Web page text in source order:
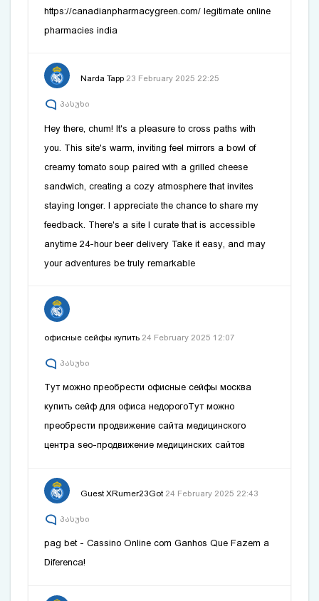
https://canadianpharmacygreen.com/legitimate online
pharmacies india
Narda Tapp 23 February 2025 22:25
პასუხი
Hey there, chum! It's a pleasure to cross paths with
you. This site's warm, inviting feel mirrors a bowl of
creamy tomato soup paired with a grilled cheese
sandwich, creating a cozy atmosphere that invites
staying longer. I appreciate the chance to share my
feedback. There's a site I curate that is accessible
anytime24-hour beer delivery Take it easy, and may
your adventures be truly remarkable
офисные сейфы купить 24 February 2025 12:07
პასუხი
Тут можно преобрести офисные сейфы москва
купить сейф для офиса недорогоТут можно
преобрести продвижение сайта медицинского
центраseo-продвижение медицинских сайтов
Guest XRumer23Got 24 February 2025 22:43
პასუხი
pag bet- Cassino Online com Ganhos Que Fazem a
Diferenca!